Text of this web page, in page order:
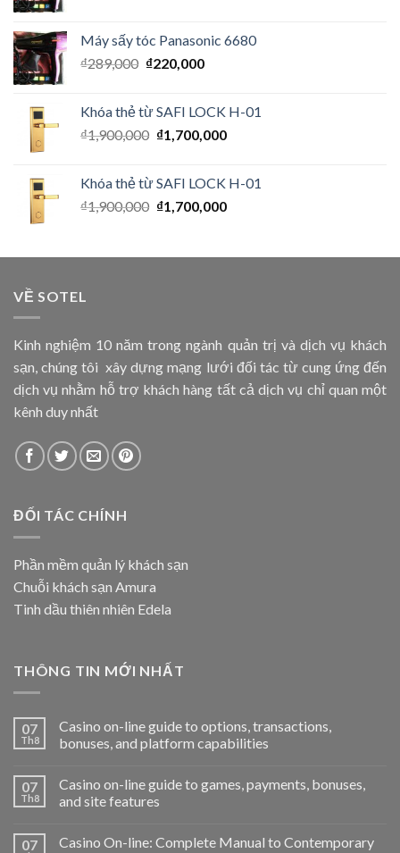
Máy sấy tóc Panasonic 6680
₫289,000 ₫220,000
Khóa thẻ từ SAFI LOCK H-01
₫1,900,000 ₫1,700,000
Khóa thẻ từ SAFI LOCK H-01
₫1,900,000 ₫1,700,000
VỀ SOTEL
Kinh nghiệm 10 năm trong ngành quản trị và dịch vụ khách
sạn, chúng tôi xây dựng mạng lưới đối tác từ cung ứng đến
dịch vụ nhằm hỗ trợ khách hàng tất cả dịch vụ chỉ quan một
kênh duy nhất
ĐỐI TÁC CHÍNH
Phần mềm quản lý khách sạn
Chuỗi khách sạn Amura
Tinh dầu thiên nhiên Edela
THÔNG TIN MỚI NHẤT
07
Th8
Casino on-line guide to options, transactions,
bonuses, and platform capabilities
07
Th8
Casino on-line guide to games, payments, bonuses,
and site features
07
Casino On-line: Complete Manual to Contemporary